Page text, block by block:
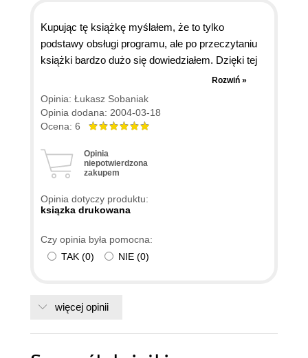
Kupując tę książkę myślałem, że to tylko
podstawy obsługi programu, ale po przeczytaniu
książki bardzo dużo się dowiedziałem. Dzięki tej
książce nie tylko podstawowych narzędzi, ale
także zaawansowanych. Autor uczy obsługi
programu w sposób prosty i zrozumiały dla
każdego, nawet początkujący powinni się nauczyć
ocenę najwyższą, bo według mnie jest to jedna z
najlepszych (jeżeli nie jedyna) książka ucząca
chciałby zacząć przygodę z zaawansowaną
Rozwiń »
Opinia: Łukasz Sobaniak
Opinia dodana: 2004-03-18
Ocena: 6
Opinia
niepotwierdzona
zakupem
Opinia dotyczy produktu:
ksiązka drukowana
Czy opinia była pomocna:
TAK (0) NIE (0)
więcej opinii